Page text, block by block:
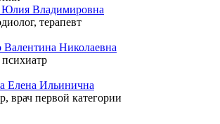
Юлия Владимировна
терапевт
Николаевна
Елена Ильинична
врач первой категории